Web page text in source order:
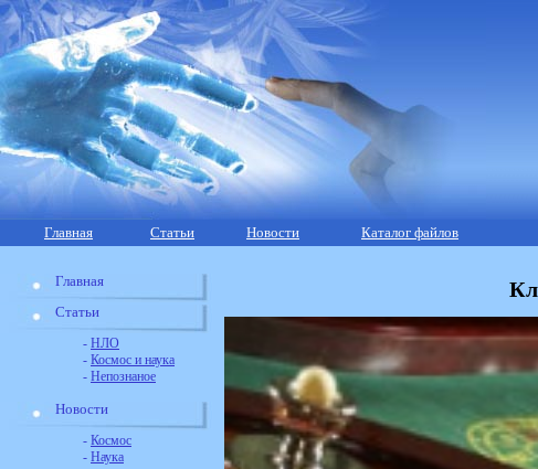
Главная Статьи Новости Каталог файлов
Главная
Статьи
- НЛО
- Космос и наука
- Непознаное
Новости
- Космос
- Наука